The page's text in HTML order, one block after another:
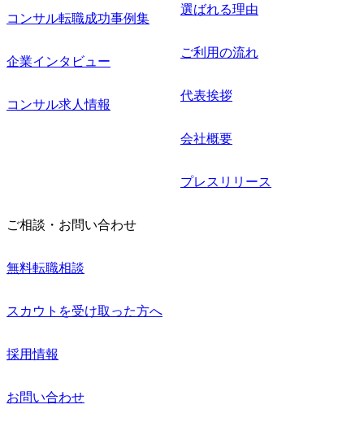
コンサル転職成功事例集
企業インタビュー
コンサル求人情報
選ばれる理由
ご利用の流れ
代表挨拶
会社概要
プレスリリース
ご相談・お問い合わせ
無料転職相談
スカウトを受け取った方へ
採用情報
お問い合わせ